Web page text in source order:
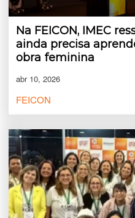
Na FEICON, IMEC
ainda precisa
obra feminina
abr 10, 2026
FEICON